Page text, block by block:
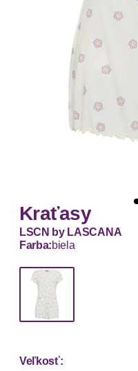
Kraťasy
LSCN by LASCANA
Farba:biela
Veľkosť: